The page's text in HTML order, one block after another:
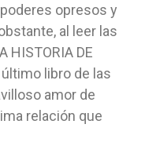
opresos y
al leer las
HISTORIA DE
libro de las
amor de
relación que